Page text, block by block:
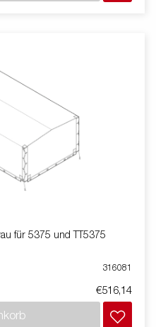
für 5375 und TT5375
316081
€516,14